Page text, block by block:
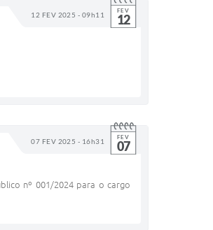
12 FEV 2025 - 09h11 FEV
12
07 FEV 2025 - 16h31 FEV
07
nº 001/2024 para o cargo